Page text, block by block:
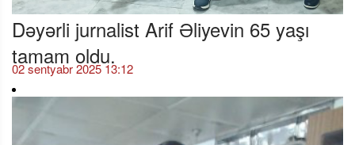
Dəyərli jurnalist Arif Əliyevin 65 yaşı
tamam oldu.
02 sentyabr 2025 13:12